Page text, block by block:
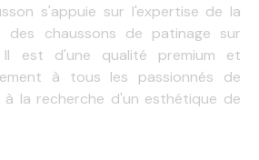
s'appuie sur l'expertise de la
des chaussons de patinage sur
est d'une qualité premium et
à tous les passionnés de
la recherche d'un esthétique de